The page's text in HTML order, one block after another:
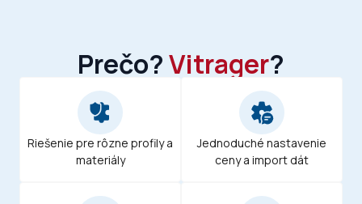
Prečo?Vitrager?
Riešenie pre rôzne profily a
materiály
Jednoduché nastavenie
ceny a import dát